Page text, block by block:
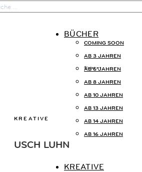
BÜCHER
COMING SOON
AB 3 JAHREN
AB 6 JAHREN
AB 8 JAHREN
AB 10 JAHREN
AB 13 JAHREN
AB 14 JAHREN
AB 16 JAHREN
KREATIVE
KREATIVE
©(c)privat
KREATIVE
USCH LUHN